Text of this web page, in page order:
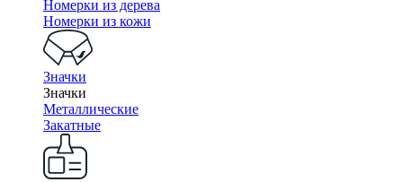
Номерки из дерева
Номерки из кожи
Значки
Значки
Металлические
Закатные